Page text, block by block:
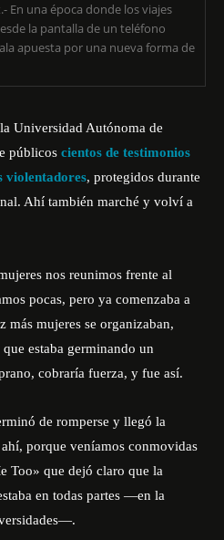
En una época donde los viajes
la pantalla de un teléfono
apuesta por una nueva forma de
Universidad Autónoma de
públicos cientos de testimonios
violentadores, protegidos durante
Ahí también marché y volví a
nos reunimos frente al
pocas, pero ya comenzaba a
más mujeres se organizaban,
estaba germinando un
cobraría fuerza, y fue así.
de romperse y llegó la
porque veníamos conmovidas
Too» que dejó claro que la
en todas partes —en la